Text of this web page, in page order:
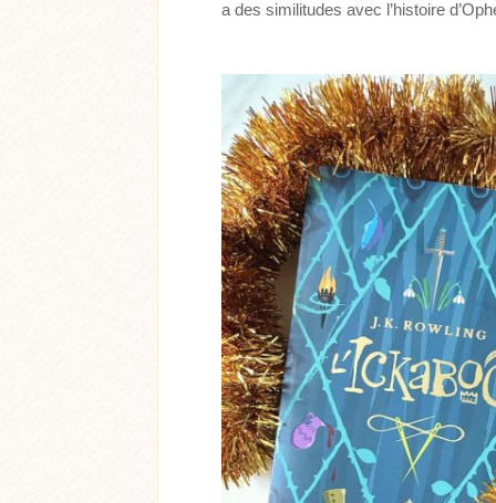
a des similitudes avec l’histoire